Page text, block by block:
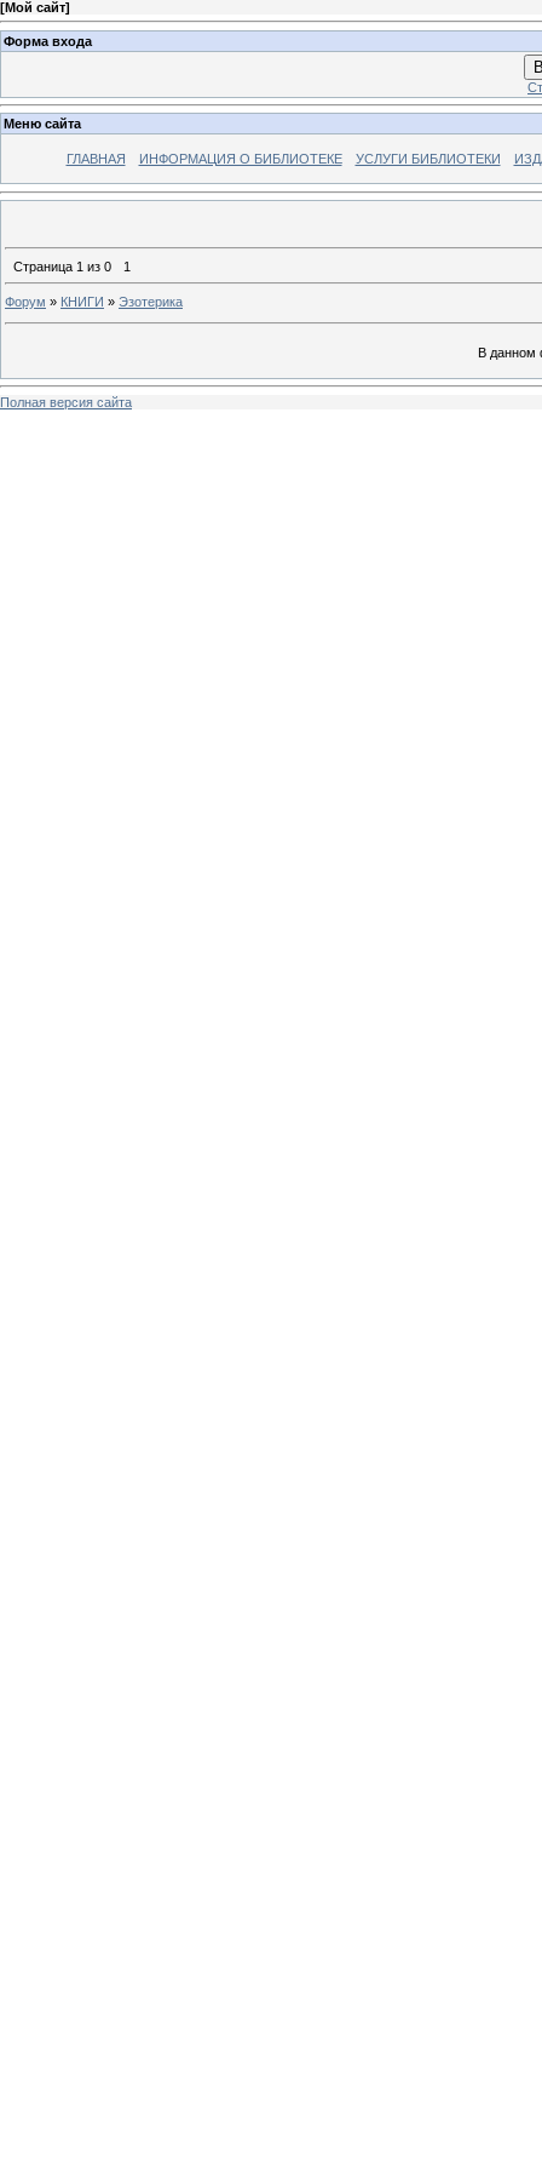
[Мой сайт]
Форма входа
Меню сайта
ГЛАВНАЯ ИНФОРМАЦИЯ О БИБЛИОТЕКЕ УСЛУГИ БИБЛИОТЕКИ
Страница 1 из 0 1
Форум » КНИГИ » Эзотерика
В данном
Полная версия сайта